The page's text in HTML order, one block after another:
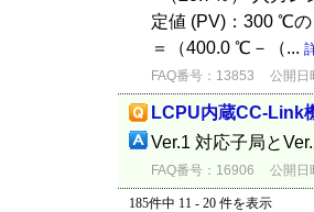
定値 (PV)：300 ℃
＝（400.0 ℃－（...
FAQ番号：13853 公開日
LCPU内蔵CC-Link
Ver.1 対応子局と
FAQ番号：16906 公開日
185件中 11 - 20 件を表示